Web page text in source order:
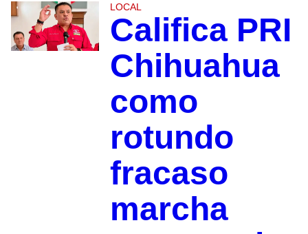
LOCAL
Califica PRI
Chihuahua
como
rotundo
fracaso
marcha